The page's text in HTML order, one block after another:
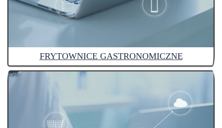
FRYTOWNICE GASTRONOMICZNE